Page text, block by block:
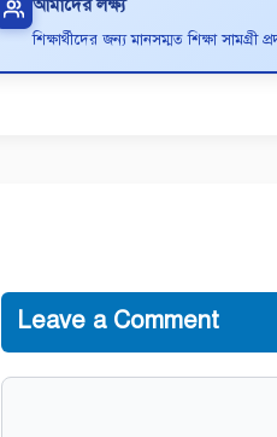
শিক্ষার্থীদের জন্য মানসম্মত শিক্ষা সামগ্রী
Leave a Comment
Comment